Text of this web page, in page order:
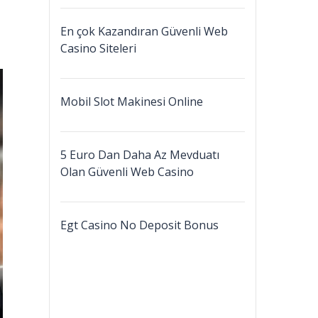
En çok Kazandıran Güvenli Web
Casino Siteleri
Mobil Slot Makinesi Online
5 Euro Dan Daha Az Mevduatı
Olan Güvenli Web Casino
Egt Casino No Deposit Bonus